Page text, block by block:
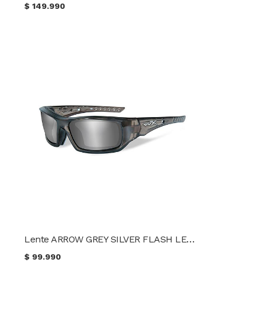
$149.990
Lente ARROW GREY SILVER FLASH LENS/LIQUID GREY FRAME WileyX CCARR06
$ 99.990